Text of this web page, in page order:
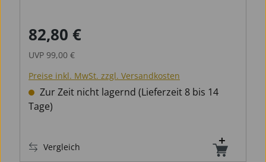
Verkaufspreis:
82,80 €
UVP 99,00 €
Preise inkl. MwSt. zzgl. Versandkosten
Zur Zeit nicht lagernd (Lieferzeit 8 bis 14
Tage)
Vergleich